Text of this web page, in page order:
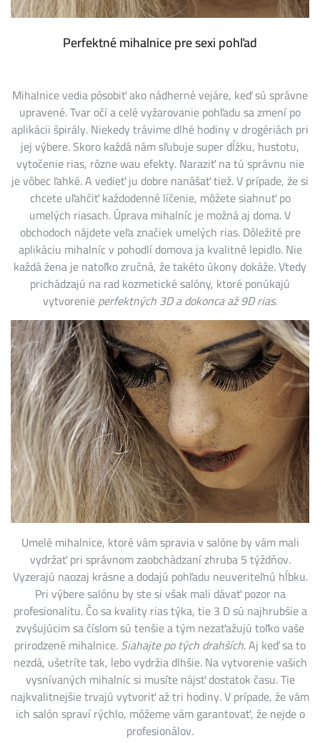
Perfektné mihalnice pre sexi pohľad
Mihalnice vedia pôsobiť ako nádherné vejáre, keď sú správne
upravené. Tvar očí a celé vyžarovanie pohľadu sa zmení po
aplikácii špirály. Niekedy trávime dlhé hodiny v drogériách pri
jej výbere. Skoro každá nám sľubuje super dĺžku, hustotu,
vytočenie rias, rôzne wau efekty. Naraziť na tú správnu nie
je vôbec ľahké. A vedieť ju dobre nanášať tiež. V prípade, že si
chcete uľahčiť každodenné líčenie, môžete siahnuť po
umelých riasach. Úprava mihalníc je možná aj doma. V
obchodoch nájdete veľa značiek umelých rias. Dôležité pre
aplikáciu mihalníc v pohodlí domova jakvalitné lepidlo. Nie
každá žena je natoľko zručná, že takéto úkony dokáže. Vtedy
prichádzajú na rad kozmetické salóny, ktoré ponúkajú
vytvorenieperfektných 3D a dokonca až 9D rias.
Umelé mihalnice, ktoré vám spravia v salóne by vám mali
vydržať pri správnom zaobchádzaní zhruba 5 týždňov.
Vyzerajú naozaj krásne a dodajú pohľadu neuveriteľnú hĺbku.
Pri výbere salónu by ste si však mali dávať pozor na
profesionalitu. Čo sa kvality rias týka, tie 3 D sú najhrubšie a
zvyšujúcim sa číslom sú tenšie a tým nezaťažujú toľko vaše
prirodzené mihalnice.Siahajte po tých drahších. Aj keď sa to
nezdá, ušetríte tak, lebo vydržia dlhšie. Na vytvorenie vašich
vysnívaných mihalníc si musíte nájsť dostatok času. Tie
najkvalitnejšie trvajú vytvoriť až tri hodiny. V prípade, že vám
ich salón spraví rýchlo, môžeme vám garantovať, že nejde o
profesionálov.